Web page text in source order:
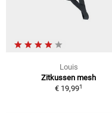
Louis
Zitkussen mesh
€ 19,991